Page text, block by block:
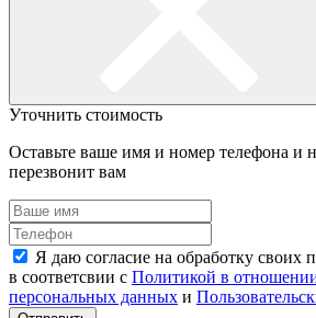
Уточнить стоимость
Оставьте ваше имя и номер телефона и
перезвонит вам
Я даю согласие на обработку своих
в соответсвии с Политикой в
персональных данных и